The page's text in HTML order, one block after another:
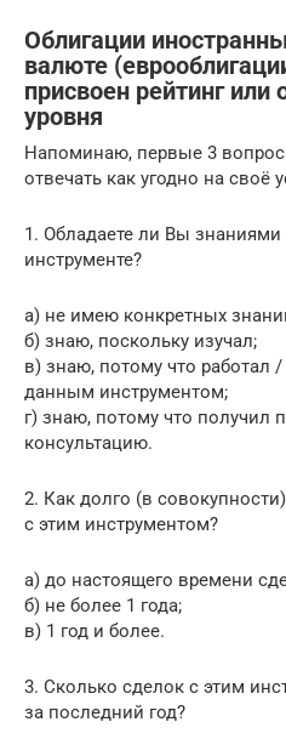
Облигации
валюте
присвоен рейтинг
уровня
Напоминаю, первые 3
отвечать как угодно на своё
1. Обладаете ли Вы
инструменте?
а) не имею конкретных
б) знаю, поскольку изучал;
в) знаю, потому что работал
данным инструментом;
г) знаю, потому что получил
консультацию.
2. Как долго (в
с этим инструментом?
а) до настоящего времени
б) не более 1 года;
в) 1 год и более.
3. Сколько сделок с этим
за последний год?